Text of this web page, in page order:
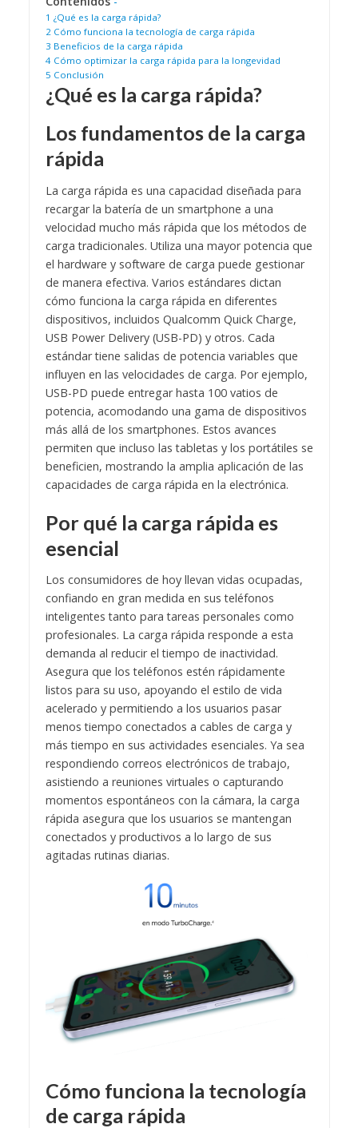
1 ¿Qué es la carga rápida?
2 Cómo funciona la tecnología de carga rápida
3 Beneficios de la carga rápida
4 Cómo optimizar la carga rápida para la longevidad
5 Conclusión
¿Qué es la carga rápida?
Los fundamentos de la carga
rápida
La carga rápida es una capacidad diseñada para
recargar la batería de un smartphone a una
velocidad mucho más rápida que los métodos de
carga tradicionales. Utiliza una mayor potencia que
el hardware y software de carga puede gestionar
de manera efectiva. Varios estándares dictan
cómo funciona la carga rápida en diferentes
dispositivos, incluidos Qualcomm Quick Charge,
USB Power Delivery (USB-PD) y otros. Cada
estándar tiene salidas de potencia variables que
influyen en las velocidades de carga. Por ejemplo,
USB-PD puede entregar hasta 100 vatios de
potencia, acomodando una gama de dispositivos
más allá de los smartphones. Estos avances
permiten que incluso las tabletas y los portátiles se
beneficien, mostrando la amplia aplicación de las
capacidades de carga rápida en la electrónica.
Por qué la carga rápida es
esencial
Los consumidores de hoy llevan vidas ocupadas,
confiando en gran medida en sus teléfonos
inteligentes tanto para tareas personales como
profesionales. La carga rápida responde a esta
demanda al reducir el tiempo de inactividad.
Asegura que los teléfonos estén rápidamente
listos para su uso, apoyando el estilo de vida
acelerado y permitiendo a los usuarios pasar
menos tiempo conectados a cables de carga y
más tiempo en sus actividades esenciales. Ya sea
respondiendo correos electrónicos de trabajo,
asistiendo a reuniones virtuales o capturando
momentos espontáneos con la cámara, la carga
rápida asegura que los usuarios se mantengan
conectados y productivos a lo largo de sus
agitadas rutinas diarias.
Cómo funciona la tecnología
de carga rápida